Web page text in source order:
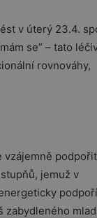
v úterý 23.4.
se” – tato
rovnováhy,
vzájemně
jemuž v